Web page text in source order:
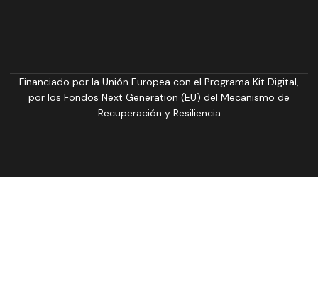
Financiado por la Unión Europea con el Programa Kit Digital,
por los Fondos Next Generation (EU) del Mecanismo de
Recuperación y Resiliencia